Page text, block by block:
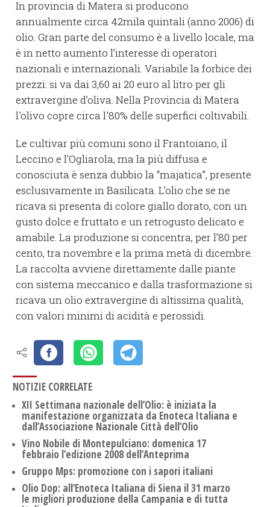
In provincia di Matera si producono
annualmente circa 42mila quintali (anno 2006) di
olio. Gran parte del consumo è a livello locale, ma
è in netto aumento l’interesse di operatori
nazionali e internazionali. Variabile la forbice dei
prezzi: si va dai 3,60 ai 20 euro al litro per gli
extravergine d’oliva. Nella Provincia di Matera
l'olivo copre circa l'80% delle superfici coltivabili.
Le cultivar più comuni sono il Frantoiano, il
Leccino e l’Ogliarola, ma la più diffusa e
conosciuta è senza dubbio la “majatica”, presente
esclusivamente in Basilicata. L’olio che se ne
ricava si presenta di colore giallo dorato, con un
gusto dolce e fruttato e un retrogusto delicato e
amabile. La produzione si concentra, per l’80 per
cento, tra novembre e la prima metà di dicembre.
La raccolta avviene direttamente dalle piante
con sistema meccanico e dalla trasformazione si
ricava un olio extravergine di altissima qualità,
con valori minimi di acidità e perossidi.
NOTIZIE CORRELATE
XII Settimana nazionale dell’Olio: è iniziata la
manifestazione organizzata da Enoteca Italiana e
dall’Associazione Nazionale Città dell’Olio
Vino Nobile di Montepulciano: domenica 17
febbraio l’edizione 2008 dell’Anteprima
Gruppo Mps: promozione con i sapori italiani
Olio Dop: all’Enoteca Italiana di Siena il 31 marzo
le migliori produzione della Campania e di tutta